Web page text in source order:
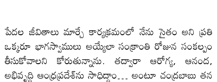
పేదల జీవితాలు మార్చే కార్యక్రమంలో నేను సైతం అని ప్రతి
ఒక్కరూ భాగస్వాములు అయ్యేలా సంక్రాంతి రోజున సంకల్పం
తీసుకోవాలని కోరుతున్నాను. తద్వారా ఆరోగ్య, ఆనంద,
అభివృద్ధి ఆంధ్రప్రదేశ్‌ను సాధిద్దాం… అంటూ చంద్రబాబు తన